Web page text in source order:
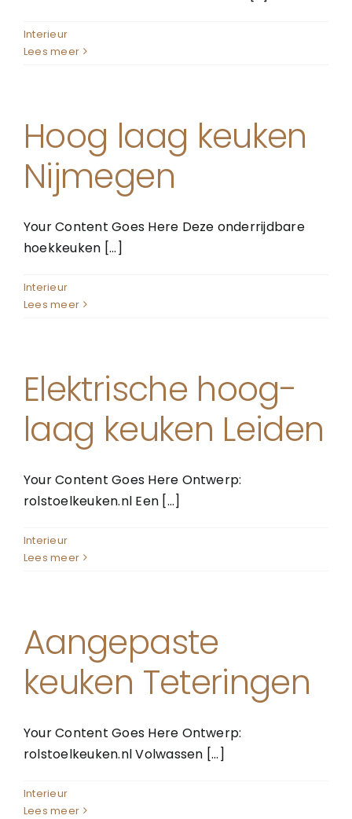
Interieur
Lees meer
Hoog laag keuken
Nijmegen
Your Content Goes Here Deze onderrijdbare
hoekkeuken [...]
Interieur
Lees meer
Elektrische hoog-
laag keuken Leiden
Your Content Goes Here Ontwerp:
rolstoelkeuken.nl Een [...]
Interieur
Lees meer
Aangepaste
keuken Teteringen
Your Content Goes Here Ontwerp:
rolstoelkeuken.nl Volwassen [...]
Interieur
Lees meer